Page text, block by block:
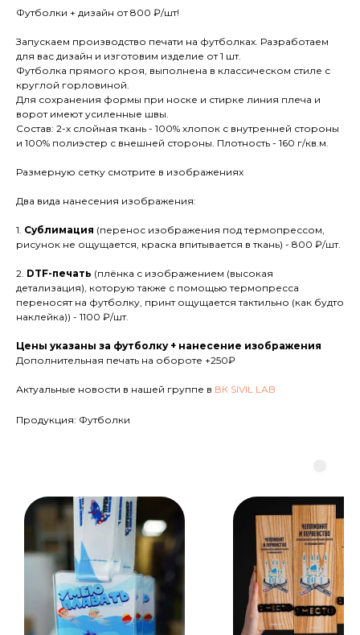
Футболки + дизайн от 800 ₽/шт!
Запускаем производство печати на футболках. Разработаем
для вас дизайн и изготовим изделие от 1 шт.
Футболка прямого кроя, выполнена в классическом стиле с
круглой горловиной.
Для сохранения формы при носке и стирке линия плеча и
ворот имеют усиленные швы.
Состав: 2-х слойная ткань - 100% хлопок с внутренней стороны
и 100% полиэстер с внешней стороны. Плотность - 160 г/кв.м.
Размерную сетку смотрите в изображениях
Два вида нанесения изображения:
1. Сублимация (перенос изображения под термопрессом,
рисунок не ощущается, краска впитывается в ткань) - 800 ₽/шт.
2. DTF-печать (плёнка с изображением (высокая
детализация), которую также с помощью термопресса
переносят на футболку, принт ощущается тактильно (как будто
наклейка)) - 1100 ₽/шт.
Цены указаны за футболку + нанесение изображения
Дополнительная печать на обороте +250₽
Актуальные новости в нашей группе в ВК SIVIL LAB
Продукция: Футболки